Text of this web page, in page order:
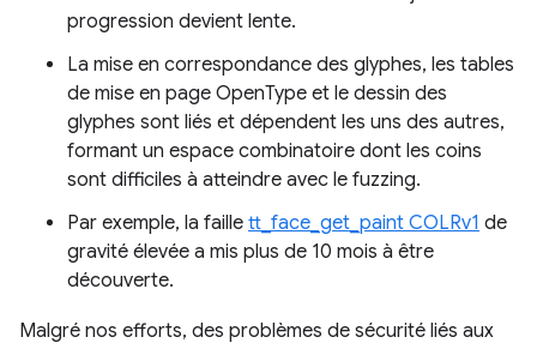
progression devient lente.
La mise en correspondance des glyphes, les tables
de mise en page OpenType et le dessin des
glyphes sont liés et dépendent les uns des autres,
formant un espace combinatoire dont les coins
sont difficiles à atteindre avec le fuzzing.
Par exemple, la faille tt_face_get_paint COLRv1 de
gravité élevée a mis plus de 10 mois à être
découverte.
Malgré nos efforts, des problèmes de sécurité liés aux